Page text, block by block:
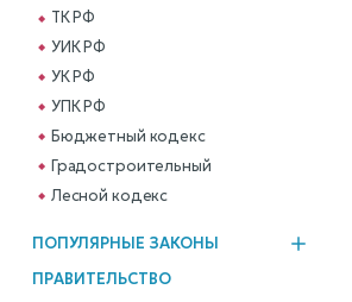
ТК РФ
УИК РФ
УК РФ
УПК РФ
Бюджетный кодекс
Градостроительный
Лесной кодекс
ПОПУЛЯРНЫЕ ЗАКОНЫ
ПРАВИТЕЛЬСТВО